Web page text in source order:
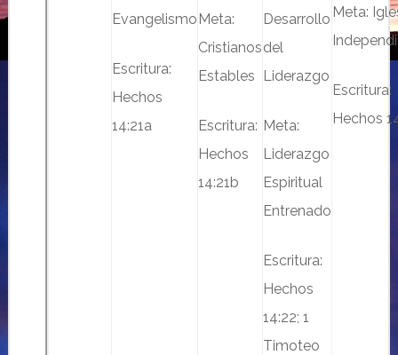
Evangelismo
Escritura:
Hechos
14:21a
Meta:
Cristianos
Estables
Escritura:
Hechos
14:21b
Desarrollo
del
Liderazgo
Meta:
Liderazgo
Espiritual
Entrenado
Escritura:
Hechos
14:22; 1
Timoteo
Meta:
Escritura:
Hechos